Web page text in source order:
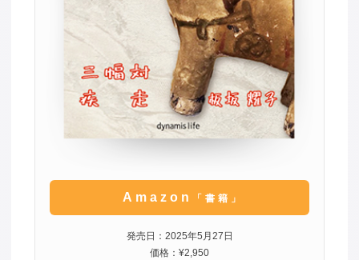
Amazon 「書籍」
発売日：2025年5月27日
価格：¥2,950